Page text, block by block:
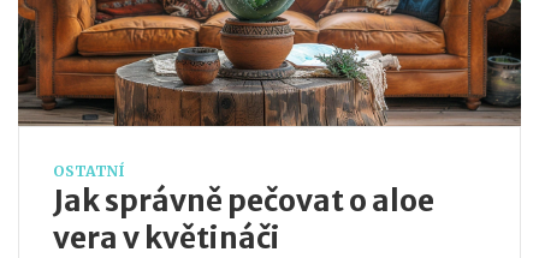
OSTATNÍ
Jak správně pečovat o aloe
vera v květináči